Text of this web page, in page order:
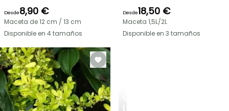
Desde8,90 €
Maceta de 12 cm / 13 cm
Disponible en 4 tamaños
Desde18,50 €
Maceta 1,5L/2L
Disponible en 3 tamaños